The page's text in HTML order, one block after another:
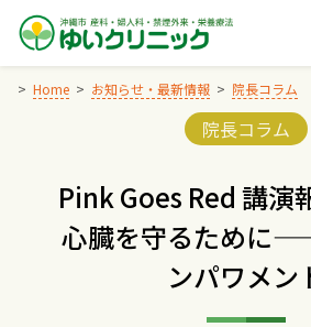
Skip
content
Home お知らせ・最新情報 院長コラム
Categories:
院長コラム
Pink Goes Red 講演
心臓を守るために
ンパワメン
交通アクセス
院長からのごあい